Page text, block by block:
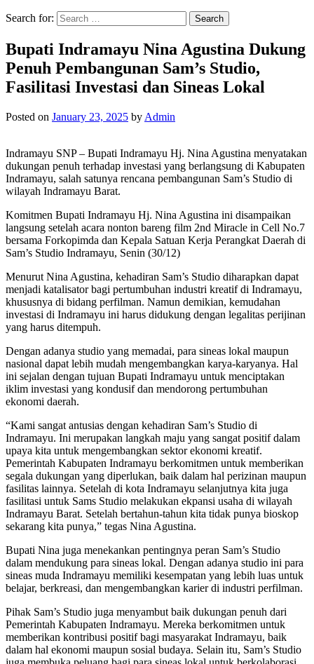
Search for:
Bupati Indramayu Nina Agustina Dukung
Penuh Pembangunan Sam’s Studio,
Fasilitasi Investasi dan Sineas Lokal
Posted on January 23, 2025 by Admin
Indramayu SNP – Bupati Indramayu Hj. Nina Agustina menyatakan
dukungan penuh terhadap investasi yang berlangsung di Kabupaten
Indramayu, salah satunya rencana pembangunan Sam’s Studio di
wilayah Indramayu Barat.
Komitmen Bupati Indramayu Hj. Nina Agustina ini disampaikan
langsung setelah acara nonton bareng film 2nd Miracle in Cell No.7
bersama Forkopimda dan Kepala Satuan Kerja Perangkat Daerah di
Sam’s Studio Indramayu, Senin (30/12)
Menurut Nina Agustina, kehadiran Sam’s Studio diharapkan dapat
menjadi katalisator bagi pertumbuhan industri kreatif di Indramayu,
khususnya di bidang perfilman. Namun demikian, kemudahan
investasi di Indramayu ini harus didukung dengan legalitas perijinan
yang harus ditempuh.
Dengan adanya studio yang memadai, para sineas lokal maupun
nasional dapat lebih mudah mengembangkan karya-karyanya. Hal
ini sejalan dengan tujuan Bupati Indramayu untuk menciptakan
iklim investasi yang kondusif dan mendorong pertumbuhan
ekonomi daerah.
“Kami sangat antusias dengan kehadiran Sam’s Studio di
Indramayu. Ini merupakan langkah maju yang sangat positif dalam
upaya kita untuk mengembangkan sektor ekonomi kreatif.
Pemerintah Kabupaten Indramayu berkomitmen untuk memberikan
segala dukungan yang diperlukan, baik dalam hal perizinan maupun
fasilitas lainnya. Setelah di kota Indramayu selanjutnya kita juga
fasilitasi untuk Sams Studio melakukan ekpansi usaha di wilayah
Indramayu Barat. Setelah bertahun-tahun kita tidak punya bioskop
sekarang kita punya,” tegas Nina Agustina.
Bupati Nina juga menekankan pentingnya peran Sam’s Studio
dalam mendukung para sineas lokal. Dengan adanya studio ini para
sineas muda Indramayu memiliki kesempatan yang lebih luas untuk
belajar, berkreasi, dan mengembangkan karier di industri perfilman.
Pihak Sam’s Studio juga menyambut baik dukungan penuh dari
Pemerintah Kabupaten Indramayu. Mereka berkomitmen untuk
memberikan kontribusi positif bagi masyarakat Indramayu, baik
dalam hal ekonomi maupun sosial budaya. Selain itu, Sam’s Studio